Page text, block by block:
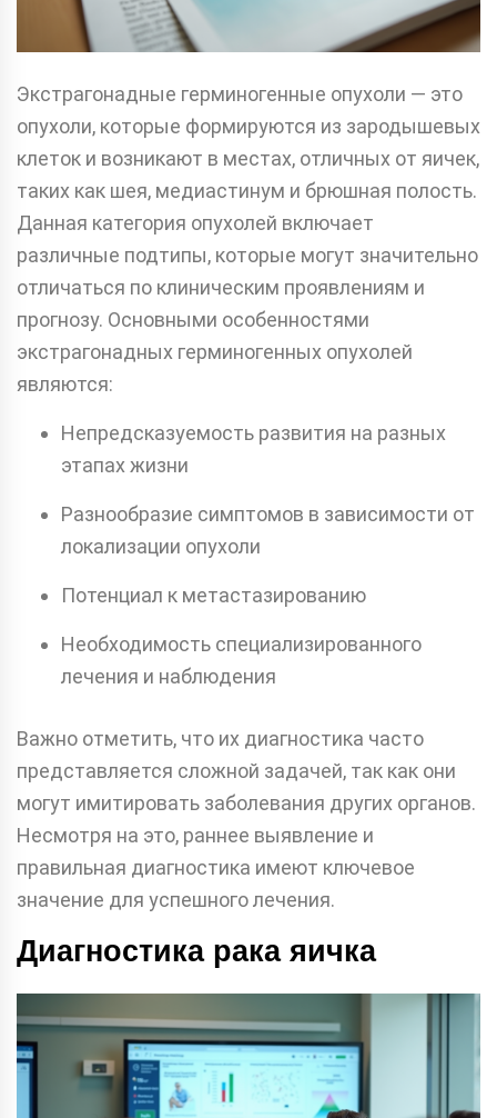
Экстрагонадные герминогенные опухоли — это
опухоли, которые формируются из зародышевых
клеток и возникают в местах, отличных от яичек,
таких как шея, медиастинум и брюшная полость.
Данная категория опухолей включает
различные подтипы, которые могут значительно
отличаться по клиническим проявлениям и
прогнозу. Основными особенностями
экстрагонадных герминогенных опухолей
являются:
Непредсказуемость развития на разных
этапах жизни
Разнообразие симптомов в зависимости от
локализации опухоли
Потенциал к метастазированию
Необходимость специализированного
лечения и наблюдения
Важно отметить, что их диагностика часто
представляется сложной задачей, так как они
могут имитировать заболевания других органов.
Несмотря на это, раннее выявление и
правильная диагностика имеют ключевое
значение для успешного лечения.
Диагностика рака яичка